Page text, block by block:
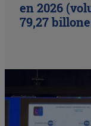
en 2026
79,27